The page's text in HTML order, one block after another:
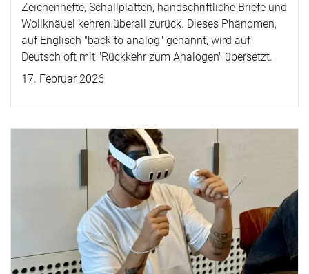
Zeichenhefte, Schallplatten, handschriftliche Briefe und
Wollknäuel kehren überall zurück. Dieses Phänomen,
auf Englisch "back to analog" genannt, wird auf
Deutsch oft mit "Rückkehr zum Analogen" übersetzt.
17. Februar 2026